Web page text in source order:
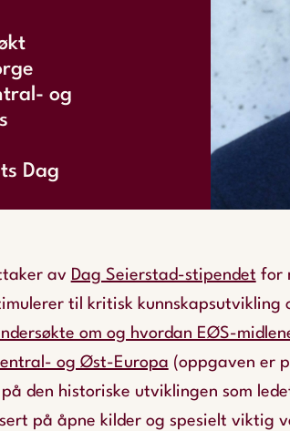
og
Dag
av Dag Seierstad-stipendet for
til kritisk kunnskapsutvikling
om og hvordan EØS-
og Øst-Europa (oppgaven er
den historiske utviklingen som
på åpne kilder og spesielt viktig